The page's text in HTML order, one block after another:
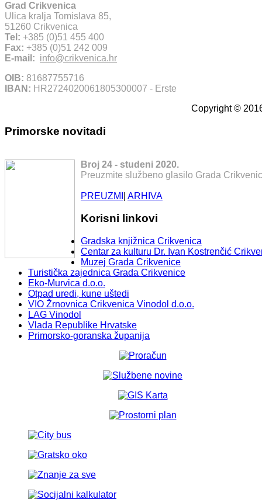
Grad Crikvenica
Ulica kralja Tomislava 85,
51260 Crikvenica
Tel: +385 (0)51 455 400
Fax: +385 (0)51 242 009
E-mail: info@crikvenica.hr
OIB: 81687755716
IBAN: HR2724020061805300007 - Erste
Copyright ©
Primorske novitadi
Broj 24 - studeni 2020.
Preuzmite službeno glasilo Grada
PREUZMI ARHIVA
Korisni linkovi
Gradska knjižnica Crikvenica
Centar za kulturu Dr. Ivan Kostrenčić
Muzej Grada Crikvenice
Turistička zajednica Grada Crikvenice
Eko-Murvica d.o.o.
Otpad uredi, kune uštedi
VIO Žrnovnica Crikvenica Vinodol d.o.o.
LAG Vinodol
Vlada Republike Hrvatske
Primorsko-goranska županija